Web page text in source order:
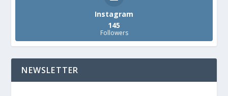
Instagram
145
Followers
NEWSLETTER